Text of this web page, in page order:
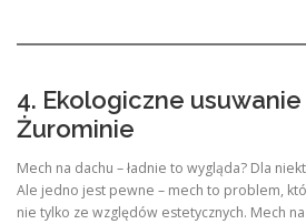
4. Ekologiczne
Żurominie
Mech na dachu – ładnie to wygląda? Dla
Ale jedno jest pewne – mech to problem,
nie tylko ze względów estetycznych. Mech